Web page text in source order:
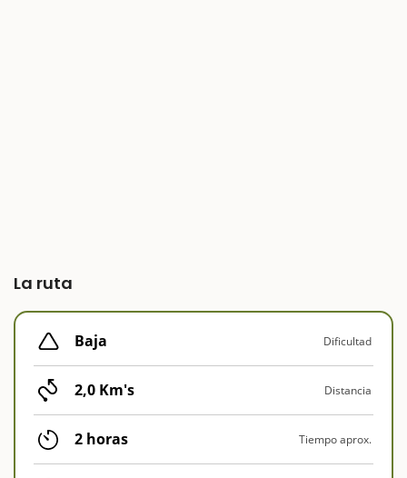
La ruta
Baja Dificultad
2,0 Km's Distancia
2 horas Tiempo aprox.